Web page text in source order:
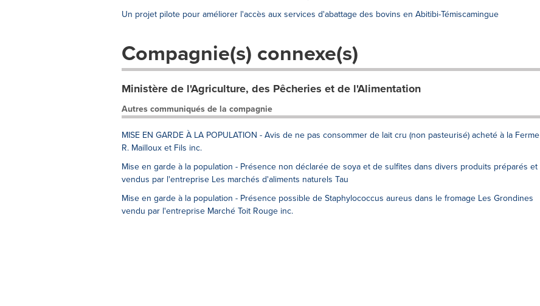
Un projet pilote pour améliorer l'accès aux services d'abattage des bovins en Abitibi-Témiscamingue
Compagnie(s) connexe(s)
Ministère de l'Agriculture, des Pêcheries et de l'Alimentation
Autres communiqués de la compagnie
MISE EN GARDE À LA POPULATION - Avis de ne pas consommer de lait cru (non pasteurisé) acheté à la Ferme
R. Mailloux et Fils inc.
Mise en garde à la population - Présence non déclarée de soya et de sulfites dans divers produits préparés et
vendus par l'entreprise Les marchés d'aliments naturels Tau
Mise en garde à la population - Présence possible de Staphylococcus aureus dans le fromage Les Grondines
vendu par l'entreprise Marché Toit Rouge inc.